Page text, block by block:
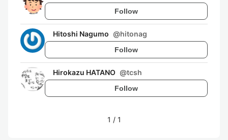
Follow
Hitoshi Nagumo @hitonag
Follow
Hirokazu HATANO @tcsh
Follow
1 / 1